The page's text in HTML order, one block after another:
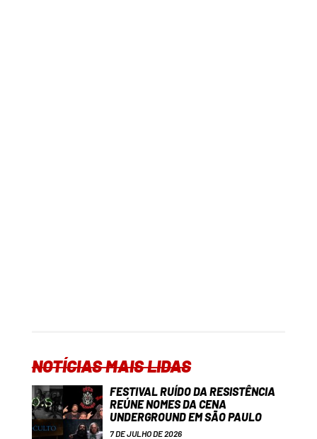
NOTÍCIAS MAIS LIDAS
FESTIVAL RUÍDO DA RESISTÊNCIA
REÚNE NOMES DA CENA
UNDERGROUND EM SÃO PAULO
7 DE JULHO DE 2026